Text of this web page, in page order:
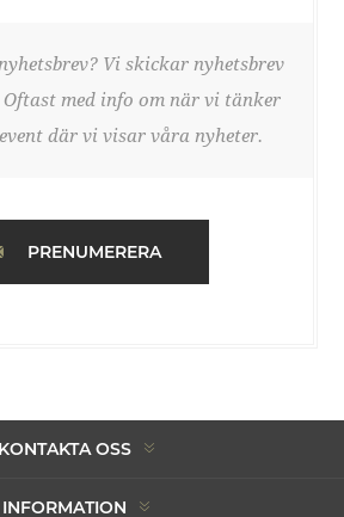
Vi skickar nyhetsbrev
Oftast med info om när vi tänker
där vi visar våra nyheter.
PRENUMERERA
KONTAKTA OSS
INFORMATION